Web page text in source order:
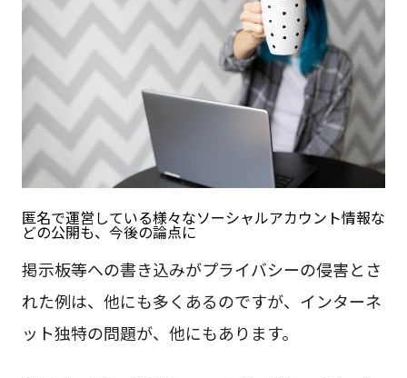
匿名で運営している様々なソーシャルアカウント情報な
どの公開も、今後の論点に
掲示板等への書き込みがプライバシーの侵害とさ
れた例は、他にも多くあるのですが、インターネ
ット独特の問題が、他にもあります。